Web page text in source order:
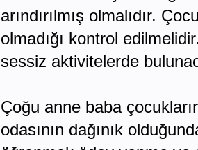
arındırılmış olmalıdır.
olmadığı kontrol
sessiz aktivitelerde
Çoğu anne baba
odasının dağınık